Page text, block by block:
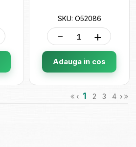
SKU: O52086
- +
Adauga in cos
‹ 1 2 3 4 ›